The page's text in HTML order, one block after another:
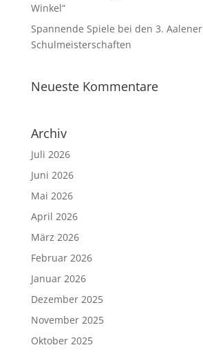
Winkel“
Spannende Spiele bei den 3. Aalener
Schulmeisterschaften
Neueste Kommentare
Archiv
Juli 2026
Juni 2026
Mai 2026
April 2026
März 2026
Februar 2026
Januar 2026
Dezember 2025
November 2025
Oktober 2025